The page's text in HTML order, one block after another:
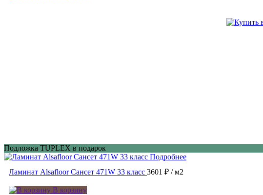
Подложка TUPLEX в подарок
Подробнее
Ламинат Alsafloor Сансет 471W 33 класс 3601 ₽ / м2
В корзину